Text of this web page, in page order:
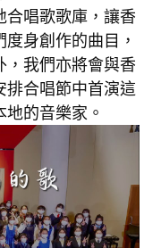
合唱歌歌庫，讓香
身創作的曲目，
，我們亦將會與香
排合唱節中首演這
的音樂家。